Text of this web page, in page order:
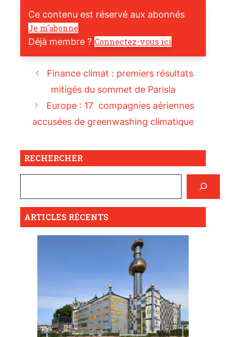
Ce contenu est réservé aux abonnés
Je m’abonne
Déjà membre ? Connectez-vous ici
Finance climat : premiers résultats
mitigés du sommet de Parisla
Europe : 17 compagnies aériennes
accusées de greenwashing climatique
RECHERCHER
ARTICLES RÉCENTS